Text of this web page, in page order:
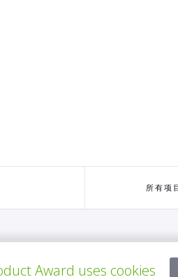
所有项
有问题吗？
Award uses cookies